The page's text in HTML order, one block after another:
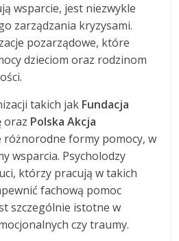
wsparcie, jest niezwykle
zarządzania kryzysami.
pozarządowe, które
dzieciom oraz rodzinom
takich jak Fundacja
oraz Polska Akcja
formy pomocy, w
wsparcia. Psycholodzy
którzy pracują w takich
fachową pomoc
szczególnie istotne w
czy traumy.